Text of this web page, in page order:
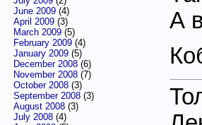
А
June 2009(4)
April 2009(3)
March 2009(5)
February 2009(4)
January 2009(5)
December 2008(6)
November 2008(7)
October 2008(3)
September 2008(3)
August 2008(3)
July 2008(4)